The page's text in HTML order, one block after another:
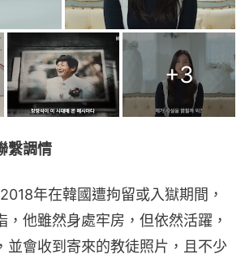
+3
繫調情
年在韓國遭拘留或入獄期間，
，他雖然身處牢房，但依然活躍，
並會收到寄來的教徒照片，且不少